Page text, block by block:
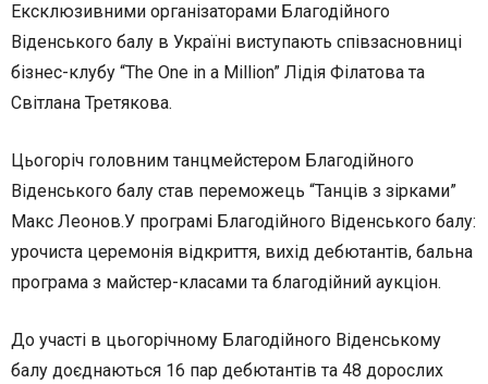
Ексклюзивними організаторами Благодійного
Віденського балу в Україні виступають співзасновниці
бізнес-клубу “The One in a Million” Лідія Філатова та
Світлана Третякова.
Цьогоріч головним танцмейстером Благодійного
Віденського балу став переможець “Танців з зірками”
Макс Леонов.У програмі Благодійного Віденського балу:
урочиста церемонія відкриття, вихід дебютантів, бальна
програма з майстер-класами та благодійний аукціон.
До участі в цьогорічному Благодійного Віденському
балу доєднаються 16 пар дебютантів та 48 дорослих